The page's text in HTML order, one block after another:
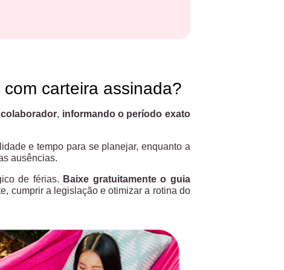
carteira assinada?
, informando o período exato
e tempo para se planejar, enquanto a
ausências.
de férias. Baixe gratuitamente o guia
cumprir a legislação e otimizar a rotina do